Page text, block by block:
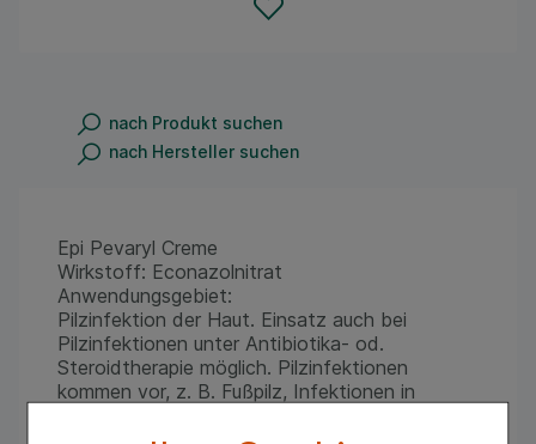
nach Produkt suchen
nach Hersteller suchen
Epi Pevaryl Creme
Wirkstoff: Econazolnitrat
Anwendungsgebiet:
Pilzinfektion der Haut. Einsatz auch bei
Pilzinfektionen unter Antibiotika- od.
Steroidtherapie möglich. Pilzinfektionen
kommen vor, z. B. Fußpilz, Infektionen in
Zu Risiken und Nebenwirkungen lesen Sie die